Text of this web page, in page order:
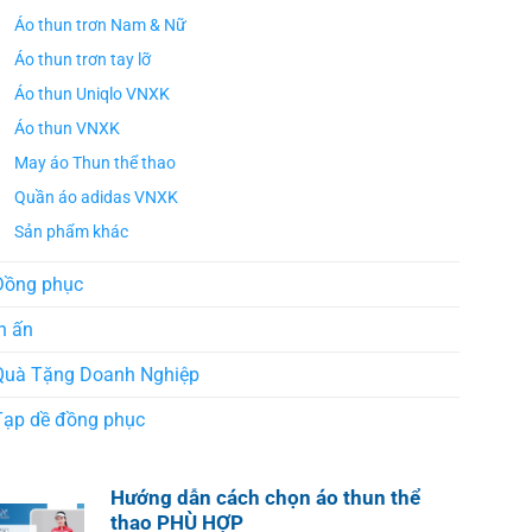
Áo thun trơn Nam & Nữ
Áo thun trơn tay lỡ
Áo thun Uniqlo VNXK
Áo thun VNXK
May áo Thun thể thao
Quần áo adidas VNXK
Sản phẩm khác
phục
ấn
Tặng Doanh Nghiệp
dề đồng phục
Hướng dẫn cách chọn áo thun thể
thao PHÙ HỢP